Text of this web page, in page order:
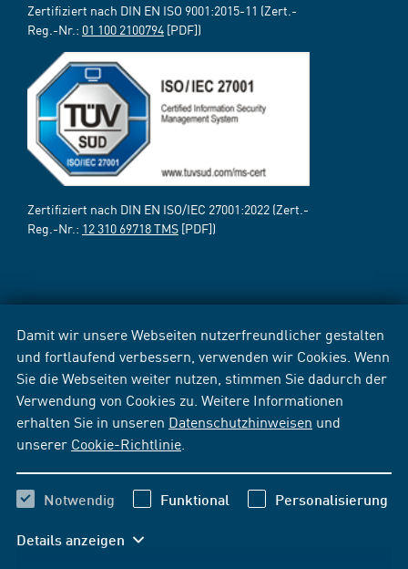
Damit wir unsere Webseiten nutzerfreundlicher gestalten
und fortlaufend verbessern, verwenden wir Cookies. Wenn
Sie die Webseiten weiter nutzen, stimmen Sie dadurch der
Verwendung von Cookies zu. Weitere Informationen
erhalten Sie in unseren Datenschutzhinweisen und
unserer Cookie-Richtlinie
Notwendig Funktional Personalisierung
Details anzeigen
Zertifiziert nach DIN EN ISO 9001:2015-11 (Zert.-
Reg.-Nr.: 01 100 2100794 [PDF])
Zertifiziert nach DIN EN ISO/IEC 27001:2022 (Zert.-
Reg.-Nr.: 12 310 69718 TMS [PDF])